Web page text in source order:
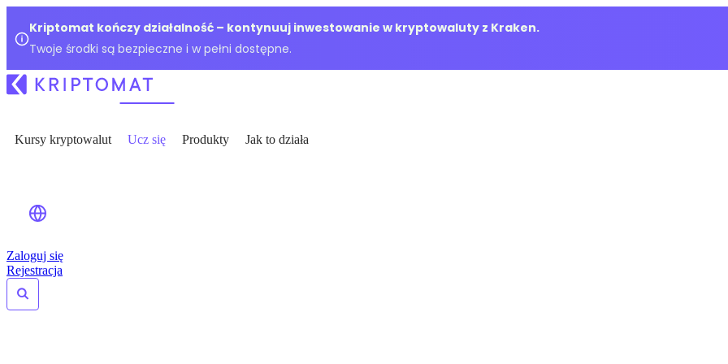
Kriptomat kończy działalność – kontynuuj inwestowanie w kryptowaluty z Kraken.
Twoje środki są bezpieczne i w pełni dostępne.
Kursy kryptowalut Ucz się Produkty Jak to działa
Zaloguj się
Rejestracja